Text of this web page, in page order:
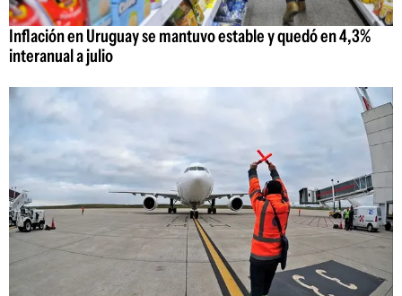
Inflación en Uruguay se mantuvo estable y quedó en 4,3%
interanual a julio